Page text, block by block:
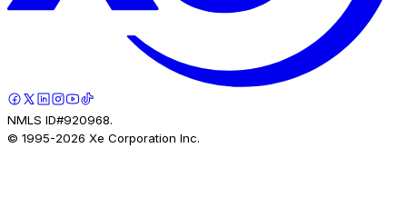
NMLS ID#920968.
© 1995-2026 Xe Corporation Inc.